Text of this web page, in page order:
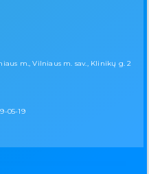
m., Vilniaus m. sav., Klinikų g. 2
05-19